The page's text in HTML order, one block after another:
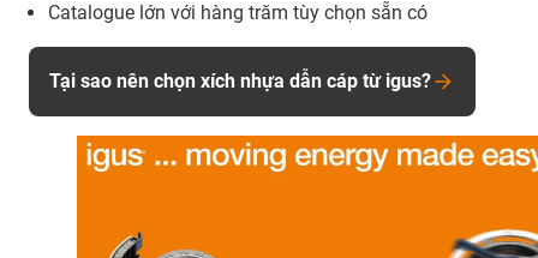
Catalogue lớn với hàng trăm tùy chọn sẵn có
Tại sao nên chọn xích nhựa dẫn cáp từ igus?